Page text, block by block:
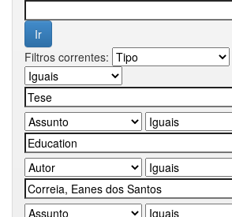
Filtros correntes: